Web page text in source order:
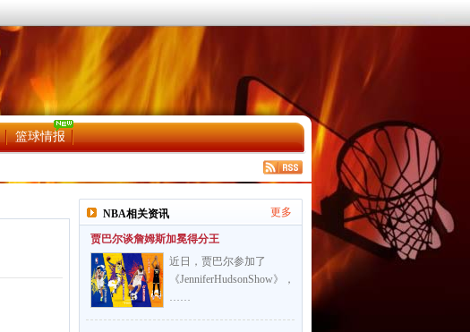
篮球情报
NBA相关资讯 更多
贾巴尔谈詹姆斯加冕得分王
近日，贾巴尔参加了
《JenniferHudsonShow》，
……